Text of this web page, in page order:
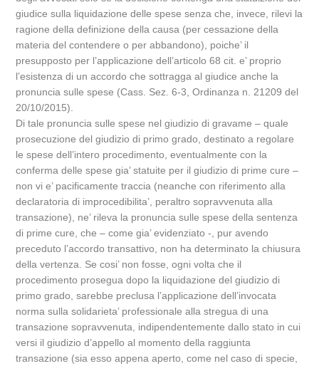
giudice sulla liquidazione delle spese senza che, invece, rilevi la
ragione della definizione della causa (per cessazione della
materia del contendere o per abbandono), poiche’ il
presupposto per l’applicazione dell’articolo 68 cit. e’ proprio
l’esistenza di un accordo che sottragga al giudice anche la
pronuncia sulle spese (Cass. Sez. 6-3, Ordinanza n. 21209 del
20/10/2015).
Di tale pronuncia sulle spese nel giudizio di gravame – quale
prosecuzione del giudizio di primo grado, destinato a regolare
le spese dell’intero procedimento, eventualmente con la
conferma delle spese gia’ statuite per il giudizio di prime cure –
non vi e’ pacificamente traccia (neanche con riferimento alla
declaratoria di improcedibilita’, peraltro sopravvenuta alla
transazione), ne’ rileva la pronuncia sulle spese della sentenza
di prime cure, che – come gia’ evidenziato -, pur avendo
preceduto l’accordo transattivo, non ha determinato la chiusura
della vertenza. Se cosi’ non fosse, ogni volta che il
procedimento prosegua dopo la liquidazione del giudizio di
primo grado, sarebbe preclusa l’applicazione dell’invocata
norma sulla solidarieta’ professionale alla stregua di una
transazione sopravvenuta, indipendentemente dallo stato in cui
versi il giudizio d’appello al momento della raggiunta
transazione (sia esso appena aperto, come nel caso di specie,